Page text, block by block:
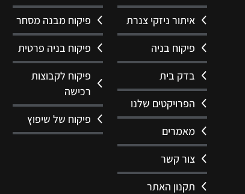
איתור ניזקי צנרת
פיקוח בניה
בדק בית
הפרויקטים שלנו
מאמרים
צור קשר
תקנון האתר
פיקוח מבנה מסחר
פיקוח בניה פרטית
פיקוח לקבוצות
רכישה
פיקוח של שיפוץ